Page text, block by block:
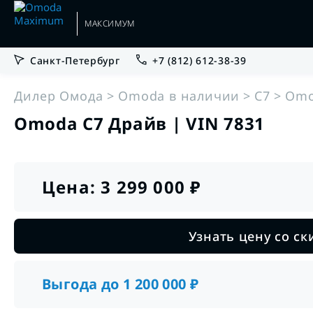
МАКСИМУМ
•Кредит
Trade-in
•
•Сервис
OMODA C5 Новый
от 1 796 000 ₽
Санкт-Петербург +7 (812) 612-38-39
Дилер Омода Omoda в наличии C7
Omoda C7 Драйв | VIN 7831
Цена:3 299 000 ₽
Узнать цену со
Выгода до 1 200 000 ₽